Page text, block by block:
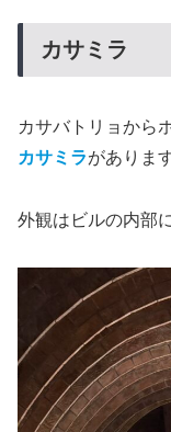
カサミラ
カサバトリョから
カサミラがありま
外観はビルの内部